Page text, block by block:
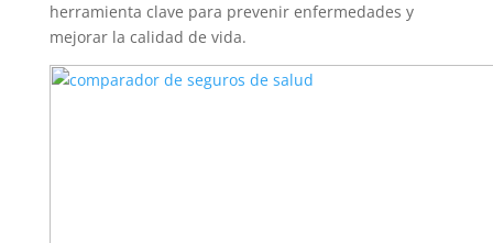
herramienta clave para prevenir enfermedades y
mejorar la calidad de vida.